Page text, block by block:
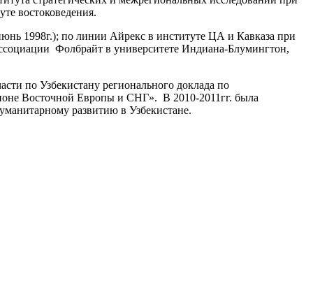
востоковедения.
1998г.); по линии Айрекс в институте ЦА и Кавказа при
Фолбрайт в университете Индиана-Блумингтон,
по Узбекистану регионального доклада по
Восточной Европы и СНГ». В 2010-2011гг. была
развитию в Узбекистане.